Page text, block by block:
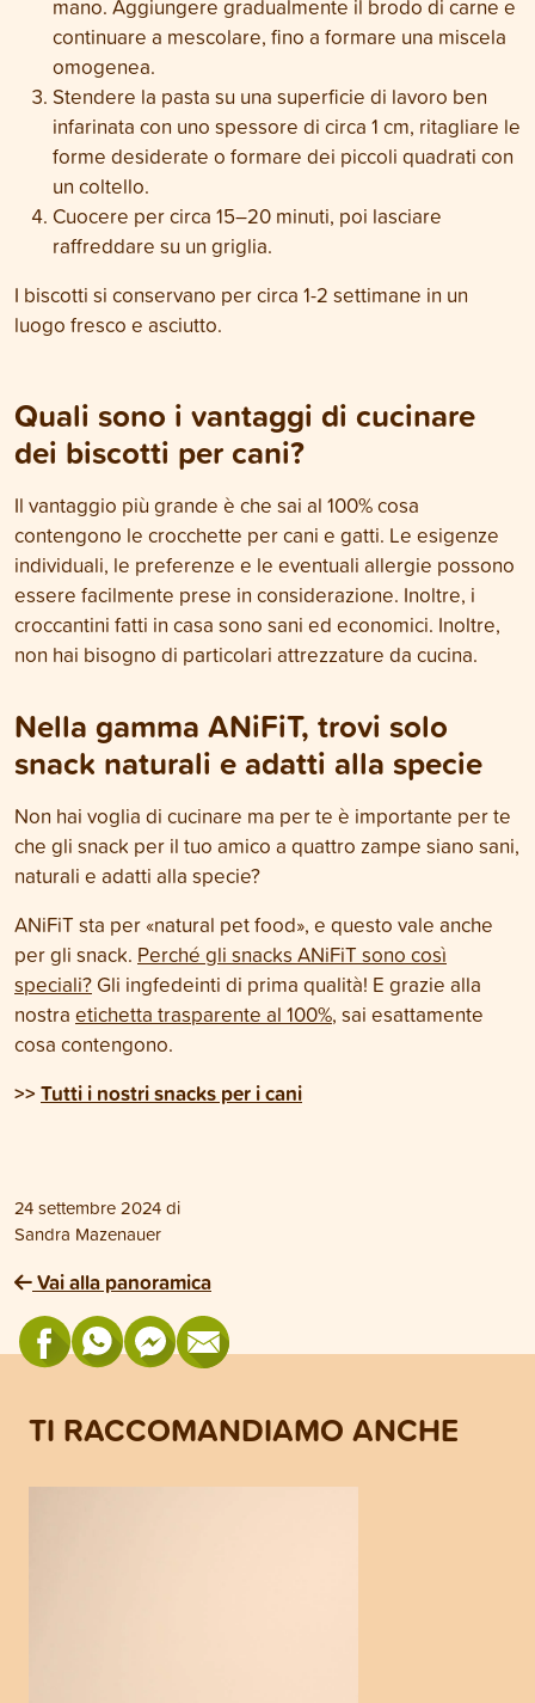
mano. Aggiungere gradualmente il brodo di carne e
continuare a mescolare, fino a formare una miscela
omogenea.
Stendere la pasta su una superficie di lavoro ben
infarinata con uno spessore di circa 1 cm, ritagliare le
forme desiderate o formare dei piccoli quadrati con
un coltello.
Cuocere per circa 15–20 minuti, poi lasciare
raffreddare su un griglia.
I biscotti si conservano per circa 1-2 settimane in un
luogo fresco e asciutto.
Quali sono i vantaggi di cucinare
dei biscotti per cani?
Il vantaggio più grande è che sai al 100% cosa
contengono le crocchette per cani e gatti. Le esigenze
individuali, le preferenze e le eventuali allergie possono
essere facilmente prese in considerazione. Inoltre, i
croccantini fatti in casa sono sani ed economici. Inoltre,
non hai bisogno di particolari attrezzature da cucina.
Nella gamma ANiFiT, trovi solo
snack naturali e adatti alla specie
Non hai voglia di cucinare ma per te è importante per te
che gli snack per il tuo amico a quattro zampe siano sani,
naturali e adatti alla specie?
ANiFiT sta per «natural pet food», e questo vale anche
per gli snack. Perché gli snacks ANiFiT sono così
speciali? Gli ingfedeinti di prima qualità! E grazie alla
nostra etichetta trasparente al 100%, sai esattamente
cosa contengono.
>> Tutti i nostri snacks per i cani
24 settembre 2024di
Sandra Mazenauer
Vai alla panoramica
TI RACCOMANDIAMO ANCHE